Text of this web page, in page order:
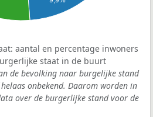
aantal en percentage inwoners
staat in de buurt
de bevolking naar burgelijke stand
onbekend. Daarom worden in
over de burgerlijke stand voor de